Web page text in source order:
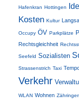
Hafenkran Hottingen
Kosten Kultur
Occupy ÖV Parkplätze
Rechtsgleichheit
Seefeld Sozialisten
Strassenstrich Taxi
Verkehr
WLAN Wohnen